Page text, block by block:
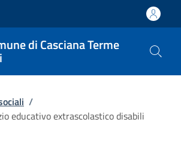
di Casciana Terme
/
educativo extrascolastico disabili